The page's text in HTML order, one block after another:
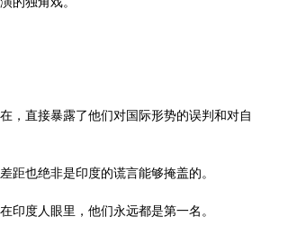
，直接暴露了他们对国际形势的误判和对自
也绝非是印度的谎言能够掩盖的。
印度人眼里，他们永远都是第一名。